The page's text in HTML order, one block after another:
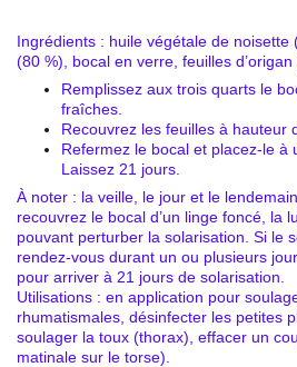
Ingrédients : huile végétale de noisette
(80 %), bocal en verre, feuilles
Remplissez aux trois quarts le
fraîches.
Recouvrez les feuilles à hauteur
Refermez le bocal et placez-le à
Laissez 21 jours.
À noter : la veille, le jour et le
recouvrez le bocal d’un linge foncé, la
pouvant perturber la solarisation. Si le
rendez-vous durant un ou plusieurs
pour arriver à 21 jours de solarisation.
Utilisations : en application pour
rhumatismales, désinfecter les petites
soulager la toux (thorax), effacer un
matinale sur le torse).